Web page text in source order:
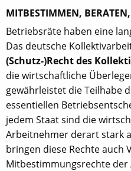
MITBESTIMMEN,
Betriebsräte haben eine
Das deutsche
(Schutz-)Recht des
die wirtschaftliche
gewährleistet die Teilhabe
essentiellen
jedem Staat sind die
Arbeitnehmer derart stark
bringen diese Rechte auch
Mitbestimmungsrechte